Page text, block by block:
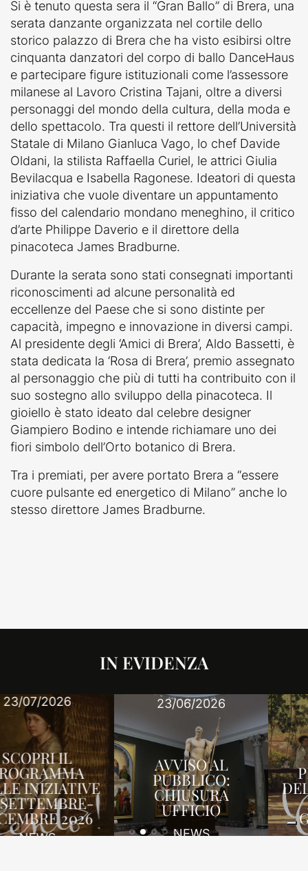
Si è tenuto questa sera il “Gran Ballo” di Brera, una
serata danzante organizzata nel cortile dello
storico palazzo di Brera che ha visto esibirsi oltre
cinquanta danzatori del corpo di ballo DanceHaus
e partecipare figure istituzionali come l’assessore
milanese al Lavoro Cristina Tajani, oltre a diversi
personaggi del mondo della cultura, della moda e
dello spettacolo. Tra questi il rettore dell’Università
Statale di Milano Gianluca Vago, lo chef Davide
Oldani, la stilista Raffaella Curiel, le attrici Giulia
Bevilacqua e Isabella Ragonese. Ideatori di questa
iniziativa che vuole diventare un appuntamento
fisso del calendario mondano meneghino, il critico
d’arte Philippe Daverio e il direttore della
pinacoteca James Bradburne.
Durante la serata sono stati consegnati importanti
riconoscimenti ad alcune personalità ed
eccellenze del Paese che si sono distinte per
capacità, impegno e innovazione in diversi campi.
Al presidente degli ‘Amici di Brera’, Aldo Bassetti, è
stata dedicata la ‘Rosa di Brera’, premio assegnato
al personaggio che più di tutti ha contribuito con il
suo sostegno allo sviluppo della pinacoteca. Il
gioiello è stato ideato dal celebre designer
Giampiero Bodino e intende richiamare uno dei
fiori simbolo dell’Orto botanico di Brera.
Tra i premiati, per avere portato Brera a “essere
cuore pulsante ed energetico di Milano” anche lo
stesso direttore James Bradburne.
IN EVIDENZA
23/06/2026
AVVISO AL
PUBBLICO:
CHIUSURA
UFFICIO
NEWS
25/03/2026
SCOPRI IL
PROGRAMMA
DELLE INIZIATIVE
DI APRILE-
GIUGNO 2026
NEWS